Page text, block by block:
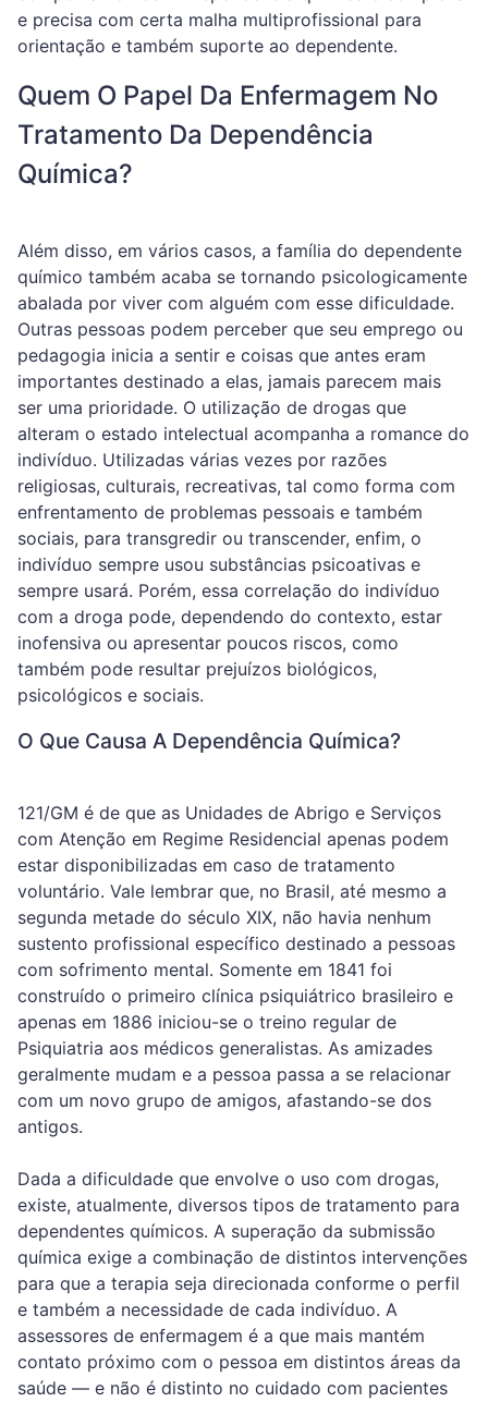
e precisa com certa malha multiprofissional para
orientação e também suporte ao dependente.
Quem O Papel Da Enfermagem No
Tratamento Da Dependência
Química?
Além disso, em vários casos, a família do dependente
químico também acaba se tornando psicologicamente
abalada por viver com alguém com esse dificuldade.
Outras pessoas podem perceber que seu emprego ou
pedagogia inicia a sentir e coisas que antes eram
importantes destinado a elas, jamais parecem mais
ser uma prioridade. O utilização de drogas que
alteram o estado intelectual acompanha a romance do
indivíduo. Utilizadas várias vezes por razões
religiosas, culturais, recreativas, tal como forma com
enfrentamento de problemas pessoais e também
sociais, para transgredir ou transcender, enfim, o
indivíduo sempre usou substâncias psicoativas e
sempre usará. Porém, essa correlação do indivíduo
com a droga pode, dependendo do contexto, estar
inofensiva ou apresentar poucos riscos, como
também pode resultar prejuízos biológicos,
psicológicos e sociais.
O Que Causa A Dependência Química?
121/GM é de que as Unidades de Abrigo e Serviços
com Atenção em Regime Residencial apenas podem
estar disponibilizadas em caso de tratamento
voluntário. Vale lembrar que, no Brasil, até mesmo a
segunda metade do século XIX, não havia nenhum
sustento profissional específico destinado a pessoas
com sofrimento mental. Somente em 1841 foi
construído o primeiro clínica psiquiátrico brasileiro e
apenas em 1886 iniciou-se o treino regular de
Psiquiatria aos médicos generalistas. As amizades
geralmente mudam e a pessoa passa a se relacionar
com um novo grupo de amigos, afastando-se dos
antigos.
Dada a dificuldade que envolve o uso com drogas,
existe, atualmente, diversos tipos de tratamento para
dependentes químicos. A superação da submissão
química exige a combinação de distintos intervenções
para que a terapia seja direcionada conforme o perfil
e também a necessidade de cada indivíduo. A
assessores de enfermagem é a que mais mantém
contato próximo com o pessoa em distintos áreas da
saúde — e não é distinto no cuidado com pacientes